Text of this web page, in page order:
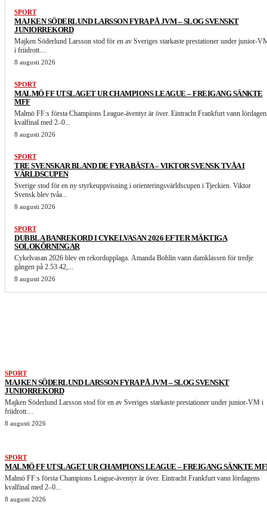
SPORT
MAJKEN SÖDERLUND LARSSON FYRA PÅ JVM – SLOG SVENSKT
JUNIORREKORD
Majken Söderlund Larsson stod för en av Sveriges starkaste prestationer under junior-
i friidrott....
8 augusti 2026
SPORT
MALMÖ FF UTSLAGET UR CHAMPIONS LEAGUE – FREIGANG SÄNKTE
MFF
Malmö FF:s första Champions League-äventyr är över. Eintracht Frankfurt vann
kvalfinal med 2–0...
8 augusti 2026
SPORT
TRE SVENSKAR BLAND DE FYRA BÄSTA – VIKTOR SVENSK TVÅA I
VÄRLDSCUPEN
Sverige stod för en ny styrkeuppvisning i orienteringsvärldscupen i Tjeckien. Viktor
Svensk blev tvåa...
8 augusti 2026
SPORT
DUBBLA BANREKORD I CYKELVASAN 2026 EFTER MÄKTIGA
SOLOKÖRNINGAR
Cykelvasan 2026 blev en rekordupplaga. Amanda Bohlin vann damklassen för tredje
gången på 2.53.42,...
8 augusti 2026
SPORT
MAJKEN SÖDERLUND LARSSON FYRA PÅ JVM – SLOG SVENSKT
JUNIORREKORD
Majken Söderlund Larsson stod för en av Sveriges starkaste prestationer under junior-VM i
friidrott....
8 augusti 2026
SPORT
MALMÖ FF UTSLAGET UR CHAMPIONS LEAGUE – FREIGANG SÄNKTE
Malmö FF:s första Champions League-äventyr är över. Eintracht Frankfurt vann lördagens
kvalfinal med 2–0...
8 augusti 2026